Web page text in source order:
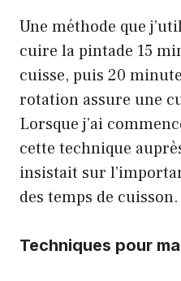
Une méthode que
cuire la pintade 15
cuisse, puis 20
rotation assure une
Lorsque j’ai
cette technique
insistait sur
des temps de cuisson.
Techniques pour